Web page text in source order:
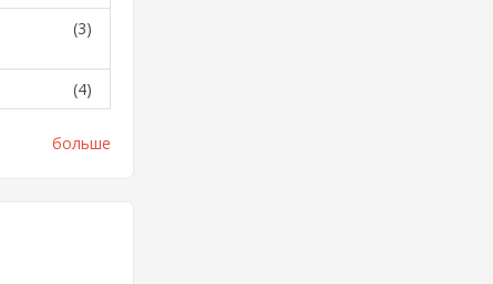
(3)
(4)
больше